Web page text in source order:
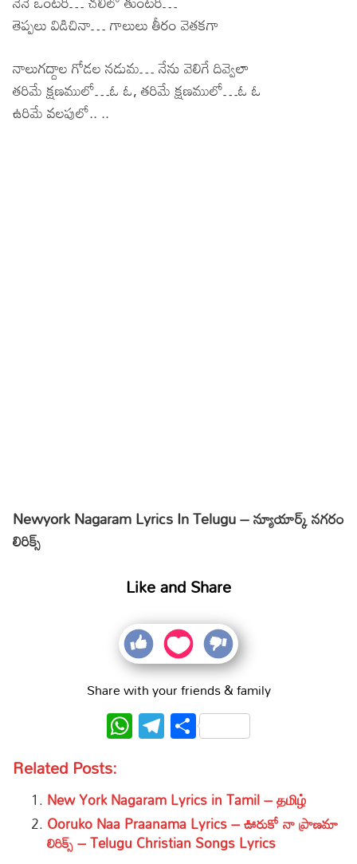
తెప్పలు విడిచినా… గాలులు తీరం వెతకగా
నాలుగద్దాల గోడల నడుమ… నేను వెలిగే దివ్వెలా
తరిమే క్షణములో…ఓ ఓ, తరిమే క్షణములో…ఓ ఓ
ఉరిమే వలపులో.. ..
Newyork Nagaram Lyrics In Telugu – న్యూయార్క్ నగరం
లిరిక్స్
Like and Share
Share with your friends & family
WhatsApp
Telegram
Share
Related Posts:
New York Nagaram Lyrics in Tamil – தமிழ்
Ooruko Naa Praanama Lyrics – ఊరుకో నా ప్రాణమా
లిరిక్స్ – Telugu Christian Songs Lyrics